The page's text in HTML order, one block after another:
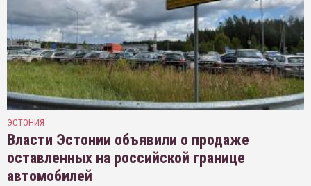
ЭСТОНИЯ
Власти Эстонии объявили о продаже
оставленных на российской границе
автомобилей